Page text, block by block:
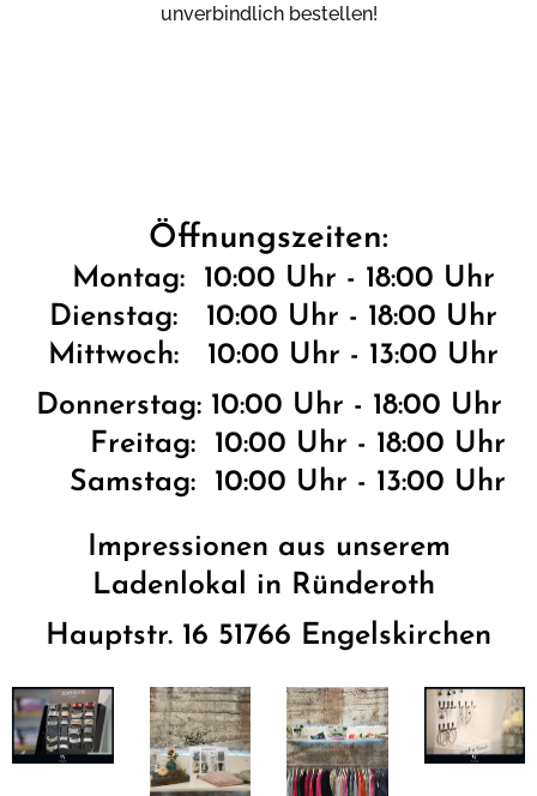
unverbindlich bestellen!
Öffnungszeiten:
Montag: 10:00 Uhr - 18:00 Uhr
Dienstag: 10:00 Uhr - 18:00 Uhr
Mittwoch: 10:00 Uhr - 13:00 Uhr
Donnerstag: 10:00 Uhr - 18:00 Uhr
Freitag: 10:00 Uhr - 18:00 Uhr
Samstag: 10:00 Uhr - 13:00 Uhr
Impressionen aus unserem
Ladenlokal in Ründeroth
Hauptstr. 16 51766 Engelskirchen